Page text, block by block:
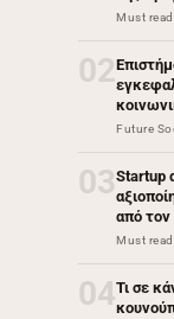
Must read
02
Future
03Startup
από τον
Must read
04Τι σε